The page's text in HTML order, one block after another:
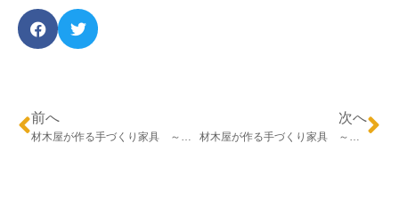
前へ
材木屋が作る手づくり家具 ～モンキーポッドの座卓～
次へ
材木屋が作る手づくり家具 ～秋田杉のダイニングテーブル～